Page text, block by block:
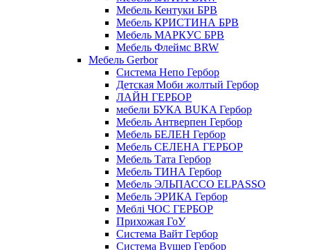
Мебель Кентуки БРВ
Мебель КРИСТИНА БРВ
Мебель МАРКУС БРВ
Мебель Флеймс BRW
Мебель Gerbor
Cистема Непо Гербор
Детская Моби жолтый Гербор
ЛАЙН ГЕРБОР
мебели БУКА BUKA Гербор
Мебель Антверпен Гербор
Мебель БЕЛЕН Гербор
Мебель СЕЛЕНА ГЕРБОР
Мебель Тата Гербор
Мебель ТИНА Гербор
Мебель ЭЛЬПАССО ELPASSO
Мебель ЭРИКА Гербор
Меблі ЧОС ГЕРБОР
Прихожая ГоУ
Система Вайт Гербор
Система Вушер Гербор